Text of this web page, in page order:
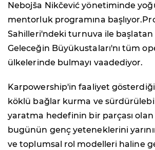
Nebojša Nikčević yönetiminde
mentorluk programına
Sahilleri'ndeki turnuva ile
Geleceğin Büyükustaları'nı tüm
ülkelerinde bulmayı vaadediyor.
Karpowership'in faaliyet
köklü bağlar kurma ve
yaratma hedefinin bir parçası
bugünün genç yeteneklerini
ve toplumsal rol modelleri haline